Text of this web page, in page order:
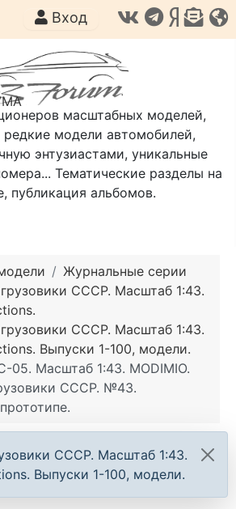
масштабных моделей,
редкие модели автомобилей,
энтузиастами, уникальные
Тематические разделы на
публикация альбомов.
Вход
Журнальные серии
СССР. Масштаб 1:43.
СССР. Масштаб 1:43.
Выпуски 1-100, модели.
05. Масштаб 1:43. MODIMIO.
СССР. №43.
СССР. Масштаб 1:43.
Выпуски 1-100, модели.